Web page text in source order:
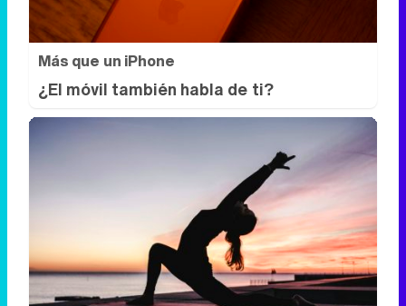
Tendencias de 2026
¿Y si ya deberías empezar a hacerlo hoy?
DISCOVER WITH